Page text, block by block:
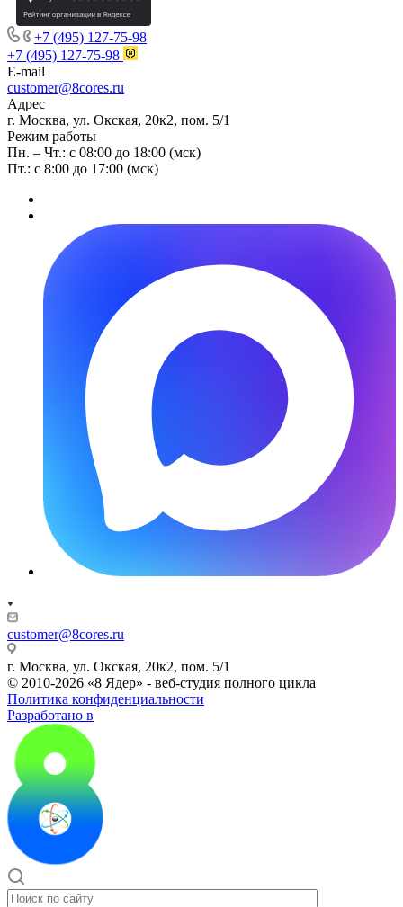
+7 (495) 127-75-98
+7 (495) 127-75-98
E-mail
customer@8cores.ru
Адрес
г. Москва, ул. Окская, 20к2, пом. 5/1
Режим работы
Пн. – Чт.: с 08:00 до 18:00 (мск)
Пт.: с 8:00 до 17:00 (мск)
customer@8cores.ru
г. Москва, ул. Окская, 20к2, пом. 5/1
© 2010-2026 «8 Ядер» - веб-студия полного цикла
Политика конфиденциальности
Разработано в